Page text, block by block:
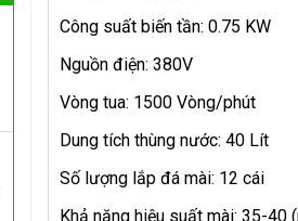
Công suất biến tần: 0.75 KW
Nguồn điện: 380V
Vòng tua: 1500 Vòng/phút
Dung tích thùng nước: 40 Lít
Số lượng lắp đá mài: 12 cái
Khả năng hiệu suất mài: 35-40